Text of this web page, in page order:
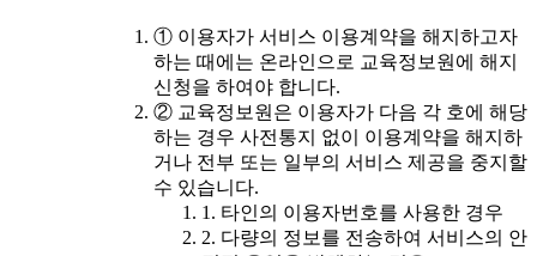
① 이용자가 서비스 이용계약을 해지하고자
하는 때에는 온라인으로 교육정보원에 해지
신청을 하여야 합니다.
② 교육정보원은 이용자가 다음 각 호에 해당
하는 경우 사전통지 없이 이용계약을 해지하
거나 전부 또는 일부의 서비스 제공을 중지할
수 있습니다.
1. 타인의 이용자번호를 사용한 경우
2. 다량의 정보를 전송하여 서비스의 안